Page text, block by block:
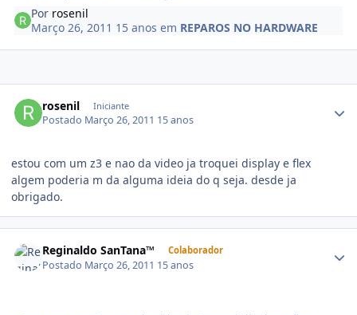
Por rosenil
Março 26, 2011 15 anos em REPAROS NO HARDWARE
rosenil Iniciante
Postado Março 26, 2011 15 anos
estou com um z3 e nao da video ja troquei display e flex
algem poderia m da alguma ideia do q seja. desde ja
obrigado.
Reginaldo SanTana™ Colaborador
Postado Março 26, 2011 15 anos